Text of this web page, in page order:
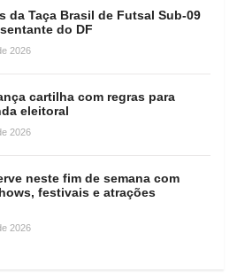
da Taça Brasil de Futsal Sub-09
do DF
2026
cartilha com regras para
eleitoral
2026
neste fim de semana com
festivais e atrações
2026